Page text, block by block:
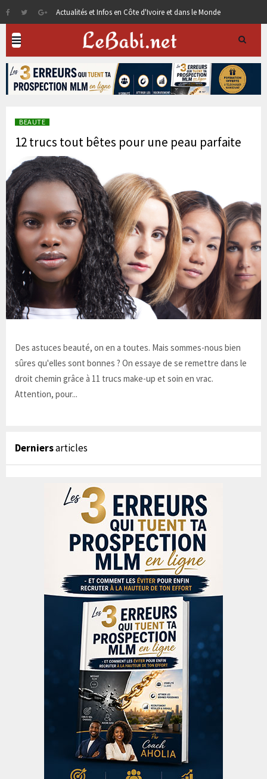
Actualités et Infos en Côte d'Ivoire et dans le Monde
BEAUTE
12 trucs tout bêtes pour une peau parfaite
Des astuces beauté, on en a toutes. Mais sommes-nous bien
sûres qu'elles sont bonnes ? On essaye de se remettre dans le
droit chemin grâce à 11 trucs make-up et soin en vrac.
Attention, pour...
Derniersarticles